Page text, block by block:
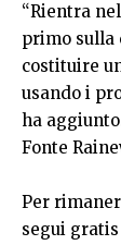
“Rientra
primo sulla
costituire
usando i
ha
Fonte
Per
segui